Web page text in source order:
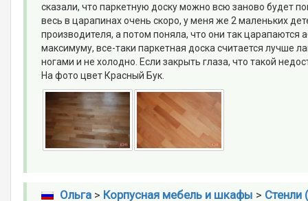
сказали, что паркетную доску можно всю заново будет
весь в царапинах очень скоро, у меня же 2 маленьких
производителя, а потом поняла, что они так
максимуму, все-таки паркетная доска считается лучше
ногами и не холодно. Если закрыть глаза, что такой
На фото цвет Красный Бук.
Ольга> Корпусная мебель и шкафы > Стенли